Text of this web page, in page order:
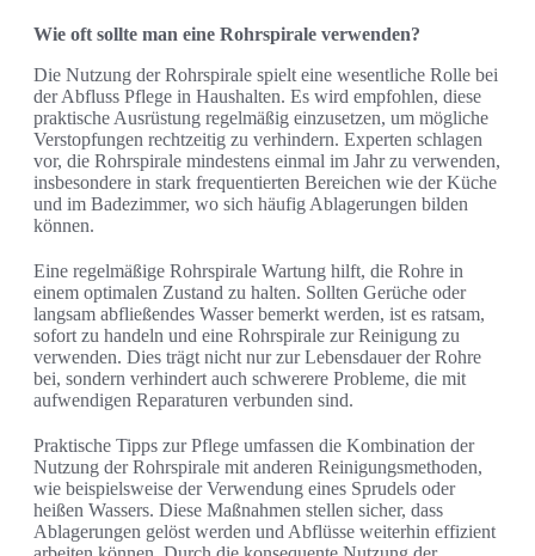
Wie oft sollte man eine Rohrspirale verwenden?
Die Nutzung der Rohrspirale spielt eine wesentliche Rolle bei
der Abfluss Pflege in Haushalten. Es wird empfohlen, diese
praktische Ausrüstung regelmäßig einzusetzen, um mögliche
Verstopfungen rechtzeitig zu verhindern. Experten schlagen
vor, die Rohrspirale mindestens einmal im Jahr zu verwenden,
insbesondere in stark frequentierten Bereichen wie der Küche
und im Badezimmer, wo sich häufig Ablagerungen bilden
können.
Eine regelmäßige Rohrspirale Wartung hilft, die Rohre in
einem optimalen Zustand zu halten. Sollten Gerüche oder
langsam abfließendes Wasser bemerkt werden, ist es ratsam,
sofort zu handeln und eine Rohrspirale zur Reinigung zu
verwenden. Dies trägt nicht nur zur Lebensdauer der Rohre
bei, sondern verhindert auch schwerere Probleme, die mit
aufwendigen Reparaturen verbunden sind.
Praktische Tipps zur Pflege umfassen die Kombination der
Nutzung der Rohrspirale mit anderen Reinigungsmethoden,
wie beispielsweise der Verwendung eines Sprudels oder
heißen Wassers. Diese Maßnahmen stellen sicher, dass
Ablagerungen gelöst werden und Abflüsse weiterhin effizient